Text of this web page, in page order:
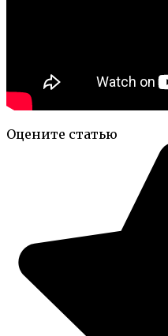
Оцените статью